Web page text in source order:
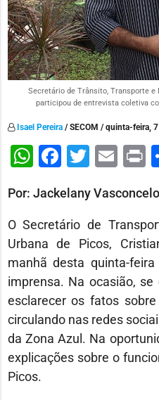
Secretário de Trânsito, Transporte e
participou de entrevista coletiva
Isael Pereira/ SECOM / quinta-feira,
WhatsApp
Facebook
Twitter
Por: Jackelany
O Secretário de
Urbana de Picos,
manhã desta quinta-
imprensa. Na ocasião,
esclarecer os fatos
circulando nas redes
da Zona Azul. Na
explicações sobre o
Picos.